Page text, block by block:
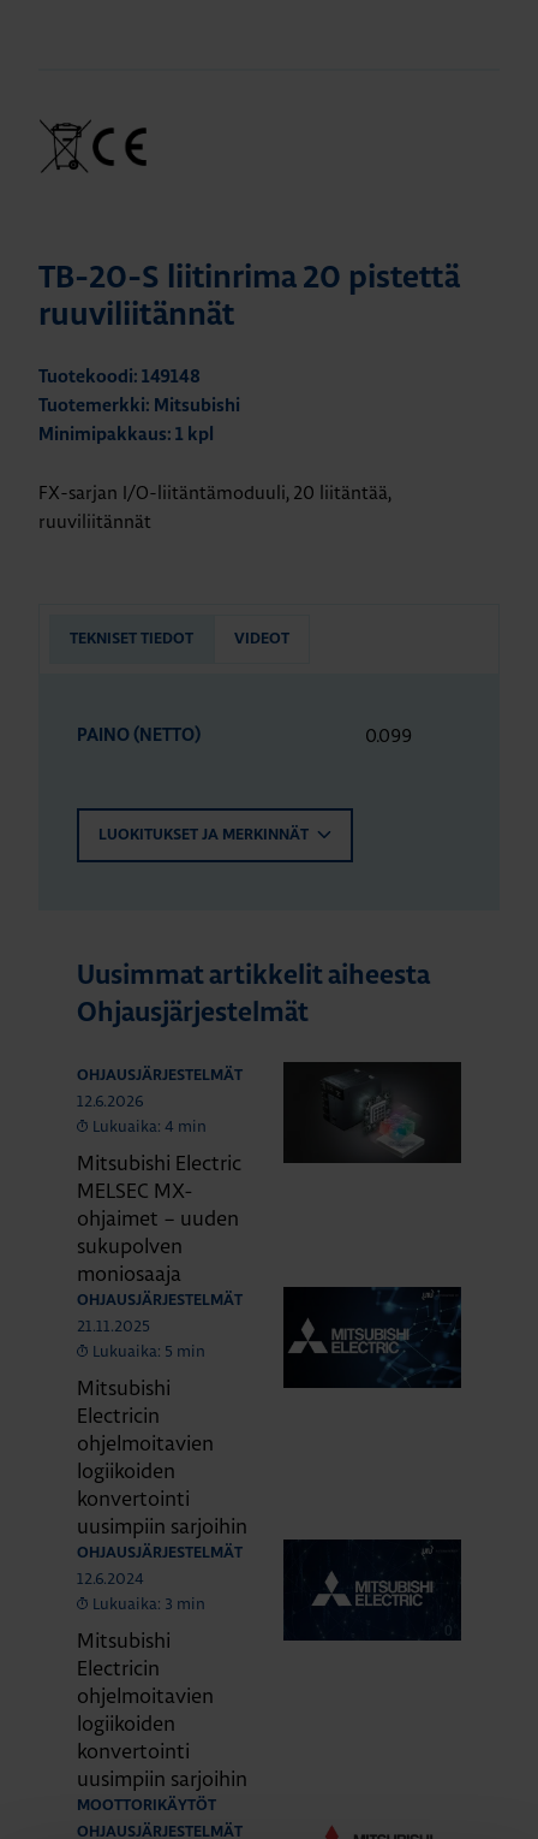
TB-20-S liitinrima 20 pistettä
ruuviliitännät
Tuotekoodi: 149148
Tuotemerkki: Mitsubishi
Minimipakkaus: 1 kpl
FX-sarjan I/O-liitäntämoduuli, 20 liitäntää,
ruuviliitännät
TEKNISET TIEDOT VIDEOT
PAINO (NETTO) 0.099
LUOKITUKSET JA MERKINNÄT
Uusimmat artikkelit aiheesta
Ohjausjärjestelmät
OHJAUSJÄRJESTELMÄT
12.6.2026
Lukuaika: 4 min
Mitsubishi Electric
MELSEC MX-
ohjaimet – uuden
sukupolven
moniosaaja
OHJAUSJÄRJESTELMÄT
21.11.2025
Lukuaika: 5 min
Mitsubishi
Electricin
ohjelmoitavien
logiikoiden
konvertointi
uusimpiin sarjoihin
OHJAUSJÄRJESTELMÄT
12.6.2024
Lukuaika: 3 min
Mitsubishi
Electricin
ohjelmoitavien
logiikoiden
konvertointi
uusimpiin sarjoihin
MOOTTORIKÄYTÖT
OHJAUSJÄRJESTELMÄT